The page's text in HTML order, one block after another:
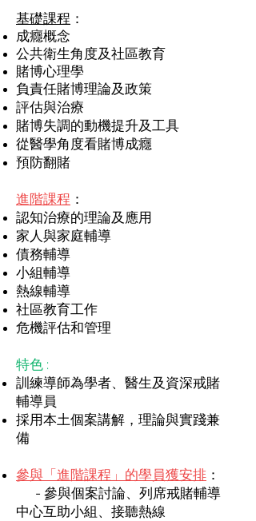
基礎課程 ：
成癮概念
公共衛生角度及社區教育
賭博心理學
負責任賭博理論及政策
評估與治療
賭博失調的動機提升及工具
從醫學角度看賭博成癮
預防翻賭
進階課程 ：
認知治療的理論及應用
家人與家庭輔導
債務輔導
小組輔導
熱線輔導
社區教育工作
危機評估和管理
特色 :
訓練導師為學者、醫生及資深戒賭
輔導員
採用本土個案講解，理論與實踐兼
備
參與「進階課程」的學員獲安排 ：
- 參與個案討論、列席戒賭輔導
中心互助小組、接聽熱線